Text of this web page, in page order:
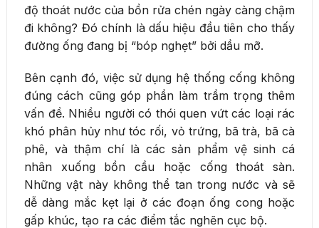
độ thoát nước của bồn rửa chén ngày càng chậm
đi không? Đó chính là dấu hiệu đầu tiên cho thấy
đường ống đang bị “bóp nghẹt” bởi dầu mỡ.
Bên cạnh đó, việc sử dụng hệ thống cống không
đúng cách cũng góp phần làm trầm trọng thêm
vấn đề. Nhiều người có thói quen vứt các loại rác
khó phân hủy như tóc rối, vỏ trứng, bã trà, bã cà
phê, và thậm chí là các sản phẩm vệ sinh cá
nhân xuống bồn cầu hoặc cống thoát sàn.
Những vật này không thể tan trong nước và sẽ
dễ dàng mắc kẹt lại ở các đoạn ống cong hoặc
gấp khúc, tạo ra các điểm tắc nghẽn cục bộ.